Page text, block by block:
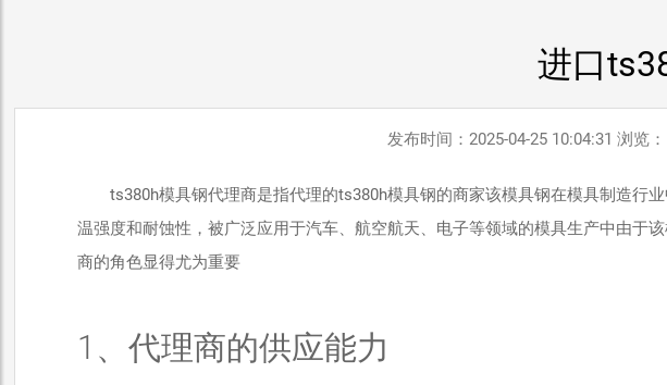
进口
发布时间：2025-04-25 10:04:31 浏览：
ts380h模具钢代理商是指代理的ts380h模具钢的商家该模具钢在模具制造行
温强度和耐蚀性，被广泛应用于汽车、航空航天、电子等领域的模具生产中由于
商的角色显得尤为重要
1、代理商的供应能力